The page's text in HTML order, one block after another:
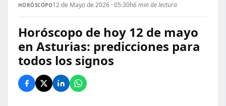
HORÓSCOPO12 de Mayo de 2026 · 05:30h6 min de lectura
Horóscopo de hoy 12 de mayo
en Asturias: predicciones para
todos los signos